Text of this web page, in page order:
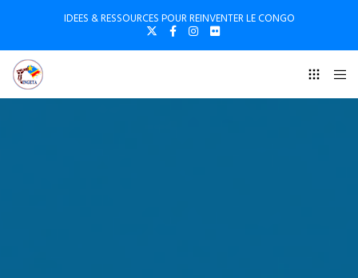
IDEES & RESSOURCES POUR REINVENTER LE CONGO